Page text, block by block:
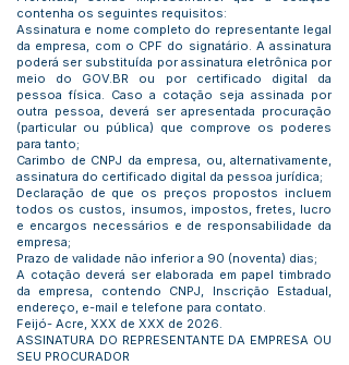
contenha os seguintes requisitos:
Assinatura e nome completo do representante legal
da empresa, com o CPF do signatário. A assinatura
poderá ser substituída por assinatura eletrônica por
meio do GOV.BR ou por certificado digital da
pessoa física. Caso a cotação seja assinada por
outra pessoa, deverá ser apresentada procuração
(particular ou pública) que comprove os poderes
para tanto;
Carimbo de CNPJ da empresa, ou, alternativamente,
assinatura do certificado digital da pessoa jurídica;
Declaração de que os preços propostos incluem
todos os custos, insumos, impostos, fretes, lucro
e encargos necessários e de responsabilidade da
empresa;
Prazo de validade não inferior a 90 (noventa) dias;
A cotação deverá ser elaborada em papel timbrado
da empresa, contendo CNPJ, Inscrição Estadual,
endereço, e-mail e telefone para contato.
Feijó- Acre, XXX de XXX de 2026.
ASSINATURA DO REPRESENTANTE DA EMPRESA OU
SEU PROCURADOR